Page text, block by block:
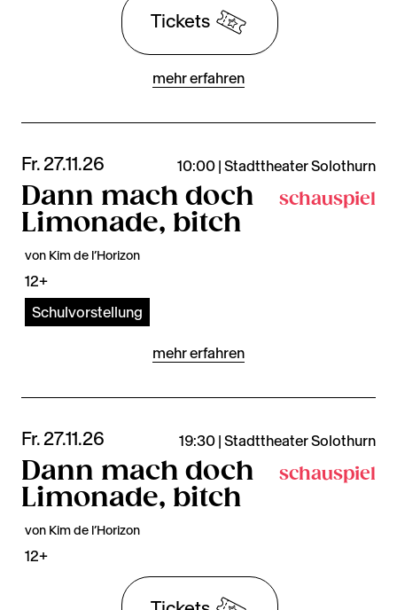
Tickets
mehr erfahren
Fr. 27.11.26 10:00 | Stadttheater Solothurn
Dann mach doch
Limonade, bitch
schauspiel
von Kim de l’Horizon
12+
Schulvorstellung
mehr erfahren
Fr. 27.11.26 19:30 | Stadttheater Solothurn
Dann mach doch
Limonade, bitch
schauspiel
von Kim de l’Horizon
12+